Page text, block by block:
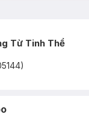
Từ Tinh Thể
)